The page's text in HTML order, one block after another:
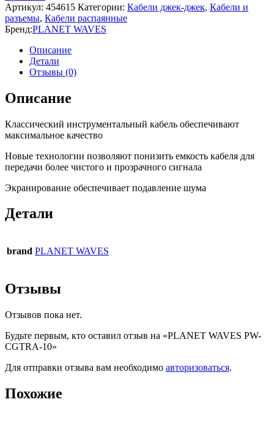
Артикул: 454615 Категории: Кабели джек-джек, Кабели и
разъемы, Кабели распаянные
Бренд:PLANET WAVES
Описание
Детали
Отзывы (0)
Описание
Классический инструментальный кабель обеспечивают
максимальное качество
Новые технологии позволяют понизить емкость кабеля для
передачи более чистого и прозрачного сигнала
Экранирование обеспечивает подавление шума
Детали
brand PLANET WAVES
Отзывы
Отзывов пока нет.
Будьте первым, кто оставил отзыв на «PLANET WAVES PW-
CGTRA-10»
Для отправки отзыва вам необходимо авторизоваться.
Похожие